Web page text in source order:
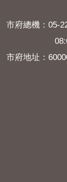
市府總機：05-
市府地址：